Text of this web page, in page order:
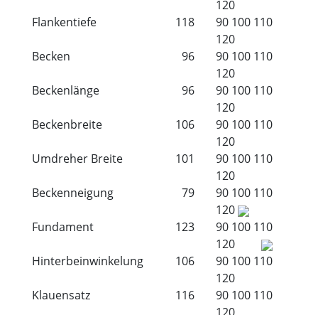
120
Flankentiefe
118 90 100 110
120
Becken
96 90 100 110
120
Beckenlänge
96 90 100 110
120
Beckenbreite
106 90 100 110
120
Umdreher Breite
101 90 100 110
120
Beckenneigung
79 90 100 110
120
Fundament
123 90 100 110
120
Hinterbeinwinkelung
106 90 100 110
120
Klauensatz
116 90 100 110